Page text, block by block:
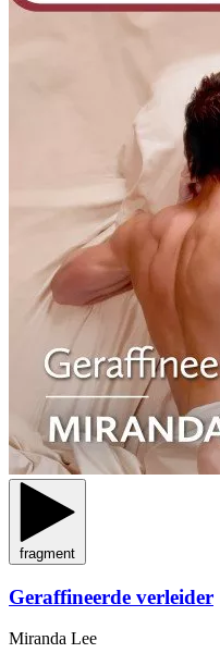
fragment
Geraffineerde verleider
Miranda Lee